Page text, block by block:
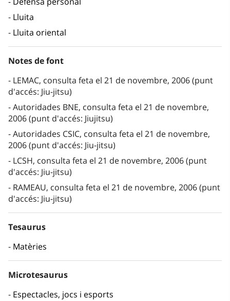
Lluita
Lluita oriental
Notes de font
LEMAC, consulta feta el 21 de novembre, 2006 (punt
d'accés: Jiu-jitsu)
Autoridades BNE, consulta feta el 21 de novembre,
2006 (punt d'accés: Jiujitsu)
Autoridades CSIC, consulta feta el 21 de novembre,
2006 (punt d'accés: Jiu-jitsu)
LCSH, consulta feta el 21 de novembre, 2006 (punt
d'accés: Jiu-jitsu)
RAMEAU, consulta feta el 21 de novembre, 2006 (punt
d'accés: Jiu-jitsu)
Tesaurus
Matèries
Microtesaurus
Espectacles, jocs i esports